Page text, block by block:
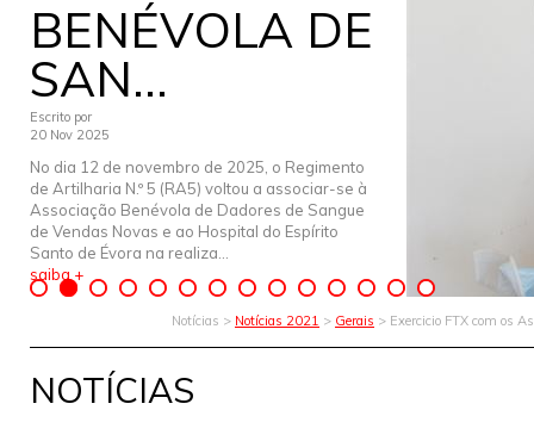
BENÉVOLA DE
SAN...
Escrito por
20 Nov 2025
No dia 12 de novembro de 2025, o Regimento
de Artilharia N.º 5 (RA5) voltou a associar-se à
Associação Benévola de Dadores de Sangue
de Vendas Novas e ao Hospital do Espírito
Santo de Évora na realiza...
saiba +
Notícias > Notícias 2021 > Gerais > Exercicio FTX com os
NOTÍCIAS